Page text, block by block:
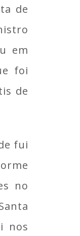
de
em
foi
de
fui
no
nos